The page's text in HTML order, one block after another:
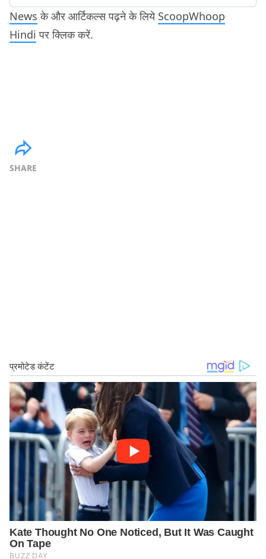
News के और आर्टिकल्स पढ़ने के लिये ScoopWhoop
Hindi पर क्लिक करें.
SHARE